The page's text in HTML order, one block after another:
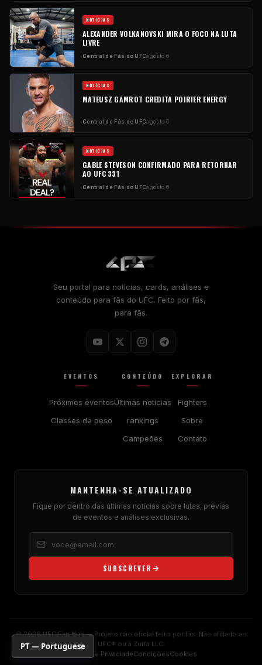
NOTÍCIAS
ALEXANDER VOLKANOVSKI MIRA O FOCO NA LUTA
LIVRE
Central de Fãs do UFCagosto 6
NOTÍCIAS
MATEUSZ GAMROT CREDITA POIRIER ENERGY
Central de Fãs do UFCagosto 6
NOTÍCIAS
GABLE STEVESON CONFIRMADO PARA RETORNAR
AO UFC 331
Central de Fãs do UFCagosto 6
Seu portal para notícias, cards, análises e
conteúdo para fãs do UFC. Feito por fãs,
para fãs.
EVENTOS
Próximos eventos
Classes de peso
CONTEÚDO
Últimas notícias
rankings
Campeões
EXPLORAR
Fighters
Sobre
Contato
MANTENHA-SE ATUALIZADO
Fique por dentro das últimas notícias sobre lutas, prévias
de eventos e análises exclusivas.
SUBSCREVER
© 2026 UFC Fan Hub — Projeto não oficial feito por fãs. Não afiliado ao
UFC® ou à Zuffa LLC.
Política de PrivaciadeCondiçõesCookies
PT — Portuguese